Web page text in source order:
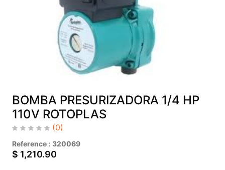
BOMBA PRESURIZADORA 1/4 HP
110V ROTOPLAS
(0)
Reference : 320069
$ 1,210.90